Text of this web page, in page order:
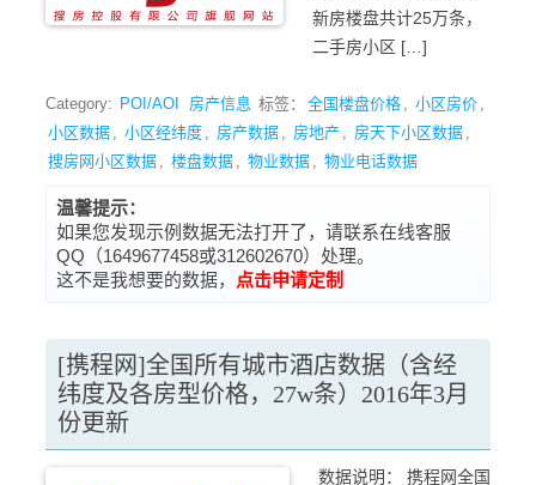
新房楼盘共计25万条，
二手房小区 […]
Category: POI/AOI 房产信息 标签： 全国楼盘价格 , 小区房价 ,
小区数据 , 小区经纬度 , 房产数据 , 房地产 , 房天下小区数据 ,
搜房网小区数据 , 楼盘数据 , 物业数据 , 物业电话数据
温馨提示：
如果您发现示例数据无法打开了，请联系在线客服
QQ（1649677458或312602670）处理。
这不是我想要的数据，
点击申请定制
[携程网]全国所有城市酒店数据（含经
纬度及各房型价格，27w条）2016年3月
份更新
数据说明： 携程网全国